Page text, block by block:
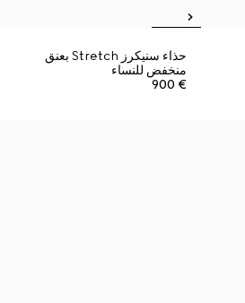
حذاء سنيكرز Stretch بعنق
منخفض للنساء
€ 900